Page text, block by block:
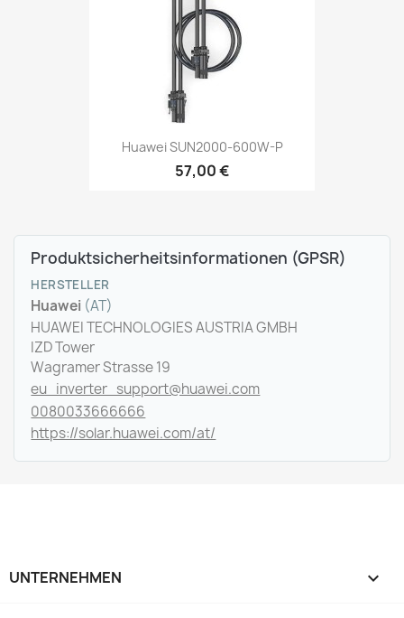
Huawei SUN2000-600W-P
57,00 €
Produktsicherheitsinformationen (GPSR)
HERSTELLER
Huawei (AT)
HUAWEI TECHNOLOGIES AUSTRIA GMBH
IZD Tower
Wagramer Strasse 19
eu_inverter_support@huawei.com
0080033666666
https://solar.huawei.com/at/
UNTERNEHMEN 